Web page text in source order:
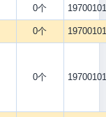
0个 19700101
0个 19700101
0个 19700101